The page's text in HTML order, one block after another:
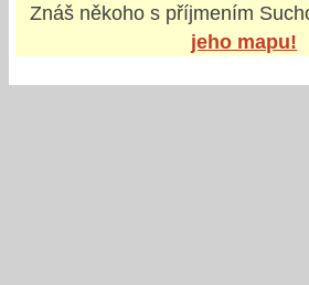
Znáš někoho s příjmením
jeho mapu!